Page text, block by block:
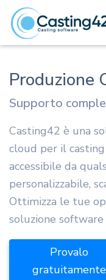
Produzione
Supporto
Casting42 è una
cloud per il
accessibile da
personalizzabile,
Ottimizza le tue
soluzione
Provalo
gratuitamente